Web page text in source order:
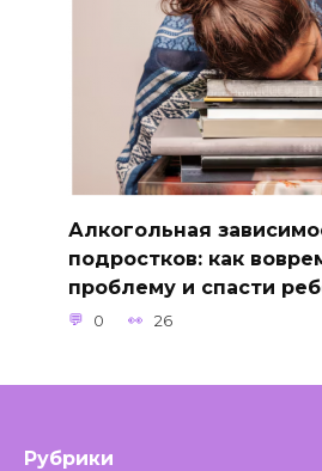
Алкогольная
подростков: как
проблему и спасти
0 26
Рубрики